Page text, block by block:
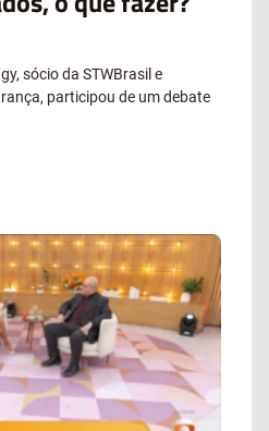
sócio da STWBrasil e
participou de um debate